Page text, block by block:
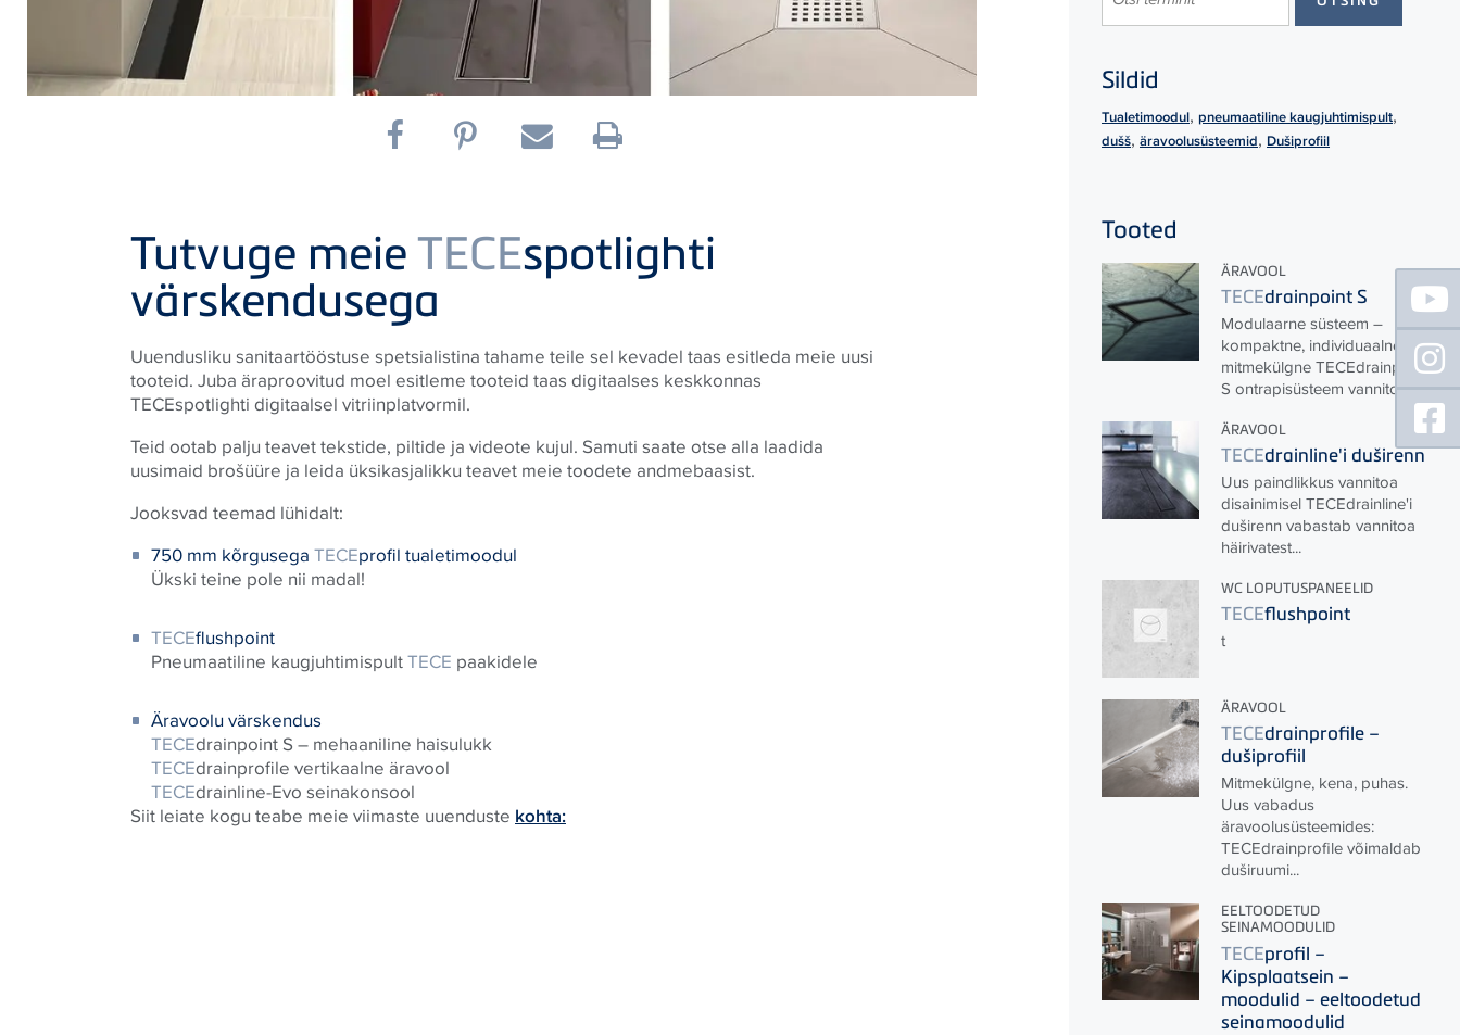
Tutvuge meieTECEspotlighti
värskendusega
Uuendusliku sanitaartööstuse spetsialistina tahame teile sel kevadel taas esitleda meie uusi
tooteid. Juba äraproovitud moel esitleme tooteid taas digitaalses keskkonnas
TECEspotlighti digitaalsel vitriinplatvormil.
Teid ootab palju teavet tekstide, piltide ja videote kujul. Samuti saate otse alla laadida
uusimaid brošüüre ja leida üksikasjalikku teavet meie toodete andmebaasist.
Jooksvad teemad lühidalt:
750 mm kõrgusegaTECEprofil tualetimoodul
Ükski teine pole nii madal!
TECEflushpoint
Pneumaatiline kaugjuhtimispultTECE paakidele
Äravoolu värskendus
TECEdrainpoint S – mehaaniline haisulukk
TECEdrainprofile vertikaalne äravool
TECEdrainline-Evo seinakonsool
Siit leiate kogu teabe meie viimaste uuenduste kohta:
Sildid
Tualetimoodul,pneumaatiline kaugjuhtimispult,
dušš,äravoolusüsteemid, Dušiprofiil
Tooted
ÄRAVOOL
TECEdrainpoint S
Modulaarne süsteem –
kompaktne, individuaalne,
mitmekülgneTECEdrainpoint
S ontrapisüsteem vannitoa...
ÄRAVOOL
TECEdrainline'i duširenn
Uus paindlikkus vannitoa
disainimiselTECEdrainline'i
duširenn vabastab vannitoa
häirivatest...
WC LOPUTUSPANEELID
TECEflushpoint
t
ÄRAVOOL
TECEdrainprofile –
dušiprofiil
Mitmekülgne, kena, puhas.
Uus vabadus
äravoolusüsteemides:
TECEdrainprofile võimaldab
duširuumi...
EELTOODETUD
SEINAMOODULID
TECEprofil –
Kipsplaatsein –
moodulid – eeltoodetud
seinamoodulid
Floating
Sidebar